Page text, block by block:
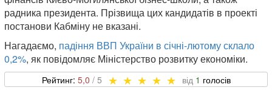
радника президента. Прізвища цих кандидатів в проекті
постанови Кабміну не вказані.
Нагадаємо, падіння ВВП України в січні-лютому склало
0,2%, як повідомляє Міністерство розвитку економіки.
5,0 1